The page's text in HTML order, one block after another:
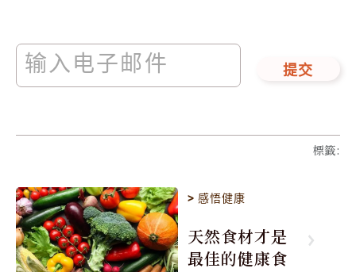
提交
標籤:
>感悟健康
天然食材才是
最佳的健康食